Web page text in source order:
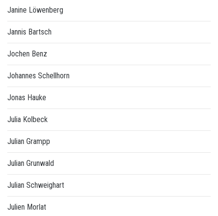
Janine Löwenberg
Jannis Bartsch
Jochen Benz
Johannes Schellhorn
Jonas Hauke
Julia Kolbeck
Julian Grampp
Julian Grunwald
Julian Schweighart
Julien Morlat